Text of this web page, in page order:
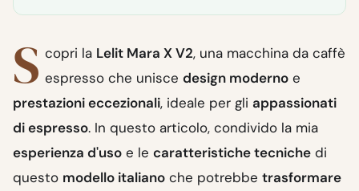
S copri la Lelit Mara X V2, una macchina da caffè
espresso che uniscedesign moderno e
prestazioni eccezionali, ideale per gli appassionati
di espresso. In questo articolo, condivido la mia
esperienza d'uso e le caratteristiche tecniche di
questo modello italiano che potrebbe trasformare